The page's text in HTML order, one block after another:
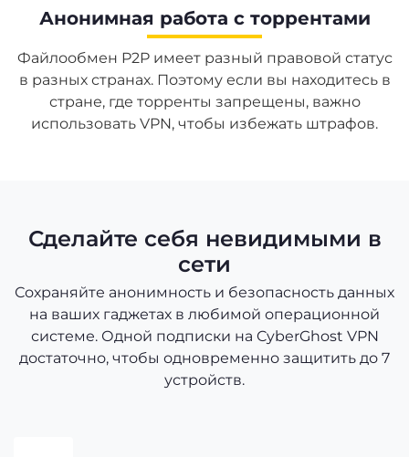
Анонимная работа с торрентами
Файлообмен P2P имеет разный правовой статус
в разных странах. Поэтому если вы находитесь в
стране, где торренты запрещены, важно
использовать VPN, чтобы избежать штрафов.
Сделайте себя невидимыми в
сети
Сохраняйте анонимность и безопасность данных
на ваших гаджетах в любимой операционной
системе. Одной подписки на CyberGhost VPN
достаточно, чтобы одновременно защитить до 7
устройств.